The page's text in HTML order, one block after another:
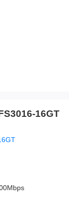
16GT